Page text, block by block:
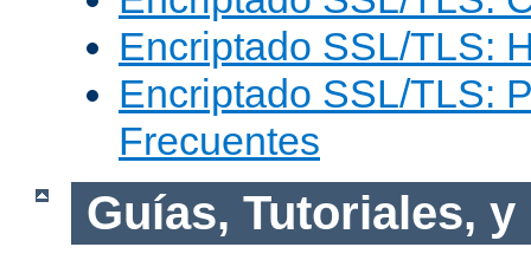
Encriptado SSL/TLS:
Encriptado SSL/TLS:
Frecuentes
Guías, Tutoriales, y